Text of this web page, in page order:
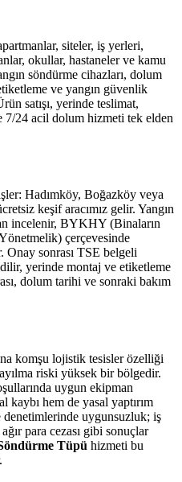
siteler, iş yerleri,
okullar, hastaneler ve kamu
söndürme cihazları, dolum
ve yangın güvenlik
satışı, yerinde teslimat,
7/24 acil dolum hizmeti tek elden
Hadımköy, Boğazköy veya
keşif aracımız gelir. Yangın
incelenir, BYKHY (Binaların
çerçevesinde
sonrası TSE belgeli
yerinde montaj ve etiketleme
dolum tarihi ve sonraki bakım
komşu lojistik tesisler özelliği
riski yüksek bir bölgedir.
uygun ekipman
hem de yasal yaptırım
uygunsuzluk; iş
para cezası gibi sonuçlar
Tüpü hizmeti bu